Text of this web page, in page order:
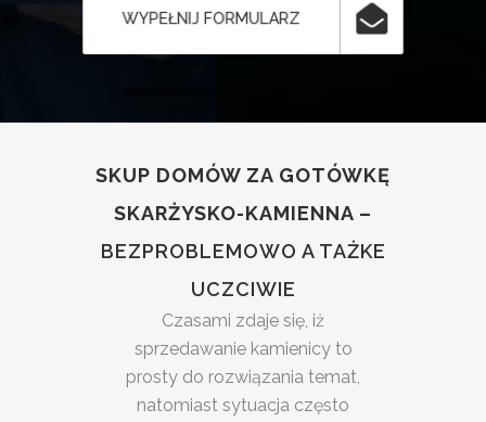
WYPEŁNIJ FORMULARZ
SKUP DOMÓW ZA GOTÓWKĘ
SKARŻYSKO-KAMIENNA –
BEZPROBLEMOWO A TAŻKE
UCZCIWIE
Czasami zdaje się, iż
sprzedawanie kamienicy to
prosty do rozwiązania temat,
natomiast sytuacja często